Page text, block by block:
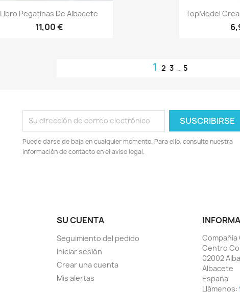
Vista rápida
Libro Pegatinas De Albacete
11,00 €

TopModel
123 … 5
Puede darse de baja en cualquier momento. Para ello, consulte nuestra
información de contacto en el aviso legal.
SU CUENTA
Seguimiento del pedido
Iniciar sesión
Crear una cuenta
Mis alertas
Compañia
Centro
02002
Albacete
España
Llámenos: